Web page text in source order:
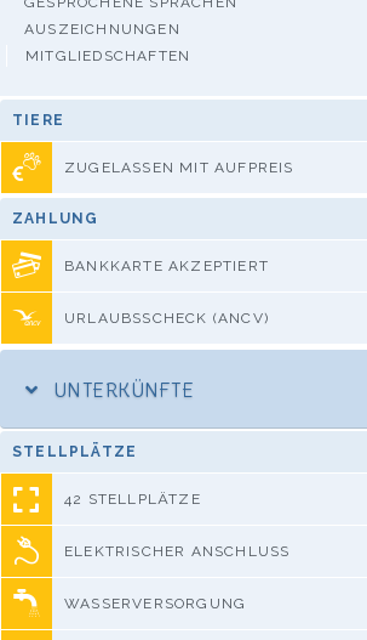
AUSZEICHNUNGEN
MITGLIEDSCHAFTEN
TIERE
ZUGELASSEN MIT AUFPREIS
ZAHLUNG
BANKKARTE AKZEPTIERT
URLAUBSSCHECK (ANCV)
UNTERKÜNFTE
STELLPLÄTZE
42 STELLPLÄTZE
ELEKTRISCHER ANSCHLUSS
WASSERVERSORGUNG